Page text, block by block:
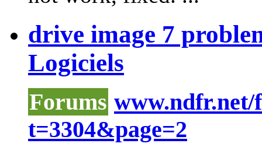
drive image 7
Logiciels
Forums www.ndfr.net/
t=3304&page=2